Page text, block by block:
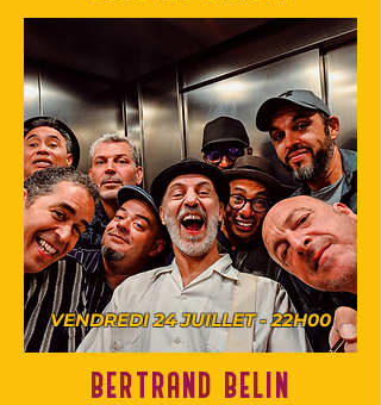
VENDREDI 24 JUILLET - 22H00
BERTRAND BELIN